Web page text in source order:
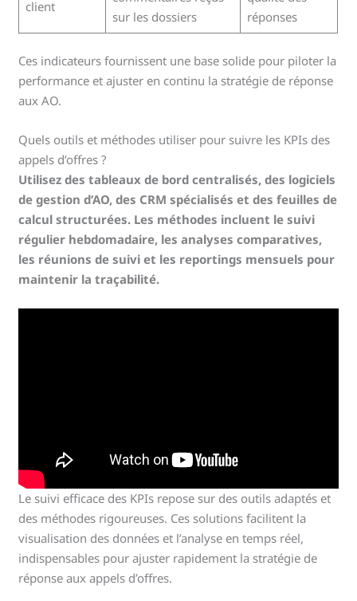
client
sur les dossiers
réponses
Ces indicateurs fournissent une base solide pour piloter la
performance et ajuster en continu la stratégie de réponse
aux AO.
Quels outils et méthodes utiliser pour suivre les KPIs des
appels d’offres ?
Utilisez des tableaux de bord centralisés, des logiciels
de gestion d’AO, des CRM spécialisés et des feuilles de
calcul structurées. Les méthodes incluent le suivi
régulier hebdomadaire, les analyses comparatives,
les réunions de suivi et les reportings mensuels pour
maintenir la traçabilité.
Le suivi efficace des KPIs repose sur des outils adaptés et
des méthodes rigoureuses. Ces solutions facilitent la
visualisation des données et l’analyse en temps réel,
indispensables pour ajuster rapidement la stratégie de
réponse aux appels d’offres.